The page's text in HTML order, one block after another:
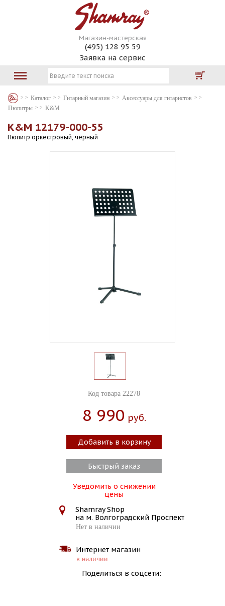
Магазин-мастерская
(495) 128 95 59
Заявка на сервис
Каталог Гитарный магазин
Аксессуары для гитаристов
Пюпитры
K&M
K&M 12179-000-55
Пюпитр оркестровый, чёрный
Код товара 22278
8 990 Руб.
Добавить в корзину
Быстрый заказ
Уведомить о снижении
цены
Shamray Shop
на м. Волгоградский Проспект
Нет в наличии
Интернет магазин
в наличии
Поделиться в соцсети: